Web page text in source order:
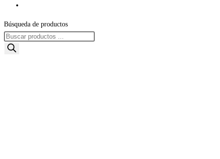
Búsqueda de productos